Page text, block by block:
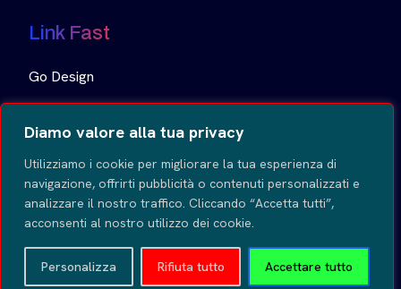
Diamo valore alla tua privacy
Utilizziamo i cookie per migliorare la tua esperienza di
navigazione, offrirti pubblicità o contenuti personalizzati e
analizzare il nostro traffico. Cliccando “Accetta tutti”,
acconsenti al nostro utilizzo dei cookie.
Personalizza Rifiuta tutto Accettare tutto
Link Fast
Go Design
Movie
Tea Service